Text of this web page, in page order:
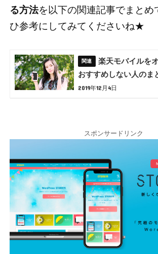
る方法を以下の関連記事でまとめ
ひ参考にしてみてくださいね★
楽天モバイルを
おすすめしない人のま
2019年12月4日
スポンサードリンク